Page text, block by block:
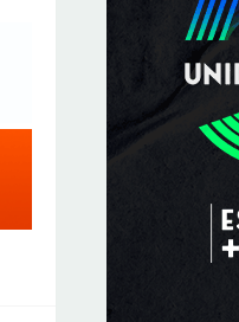
Endereços em
fornecimento
nesta quinta-
Lactário do
alimentação
pacientes